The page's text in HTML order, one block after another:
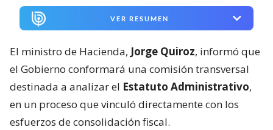
VER RESUMEN
El ministro de Hacienda, Jorge Quiroz, informó que
el Gobierno conformará una comisión transversal
destinada a analizar el Estatuto Administrativo,
en un proceso que vinculó directamente con los
esfuerzos de consolidación fiscal.